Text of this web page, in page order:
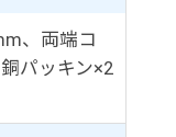
、両端コ
パッキン×2